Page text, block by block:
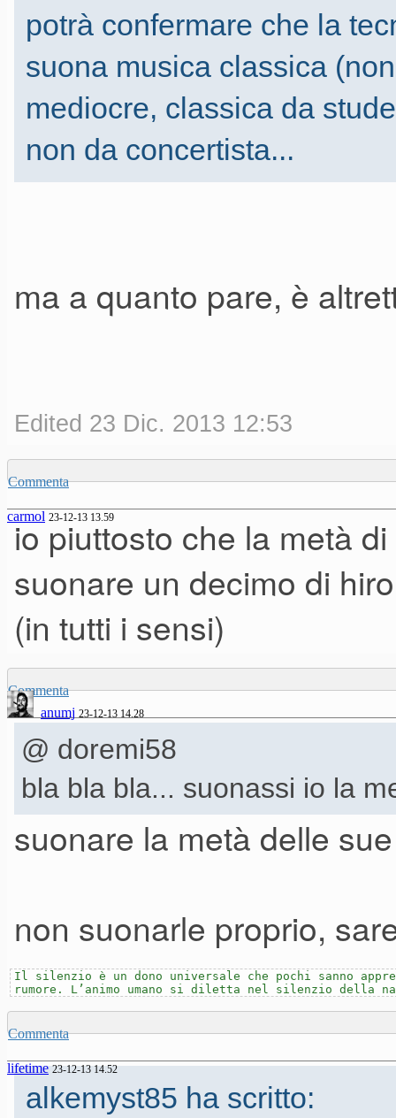
potrà confermare che la
suona musica classica
mediocre, classica da
non da concertista...
ma a quanto pare, è
Edited 23 Dic. 2013 12:53
Commenta
carmol 23-12-13 13.59
io piuttosto che la metà
suonare un decimo di
(in tutti i sensi)
Commenta
anumj 23-12-13 14.28
@ doremi58
bla bla bla... suonassi io la
suonare la metà delle
non suonarle proprio,
Il silenzio è un dono universale che pochi sanno
rumore. L’animo umano si diletta nel silenzio
Commenta
lifetime 23-12-13 14.52
alkemyst85 ha scritto: